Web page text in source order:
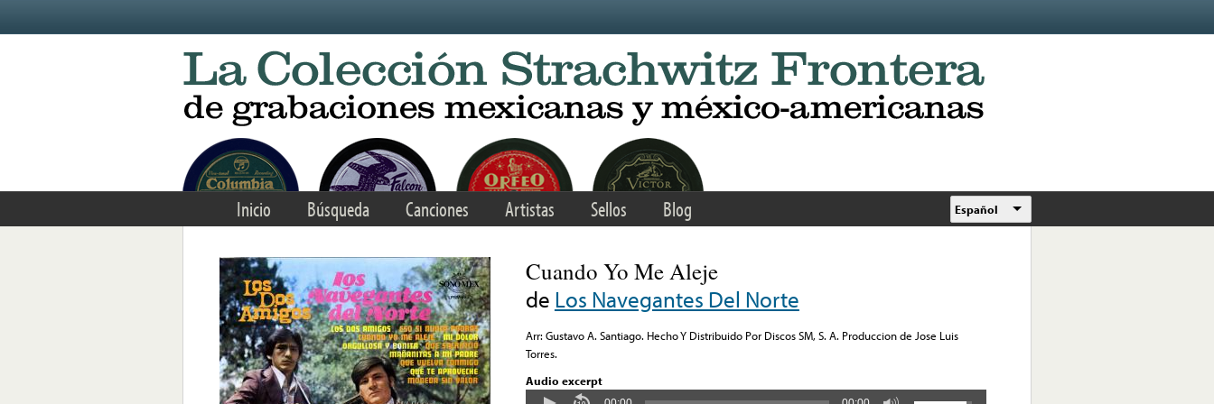
Inicio Búsqueda Canciones Artistas Sellos Blog Español
Cuando Yo Me Aleje
de Los Navegantes Del Norte
Arr: Gustavo A. Santiago. Hecho Y Distribuido Por Discos SM, S. A. Produccion de Jose Luis
Torres.
Audio excerpt